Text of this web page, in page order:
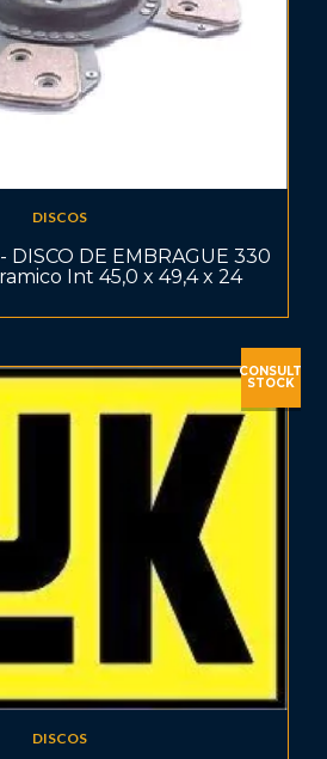
DISCOS
DISCO DE EMBRAGUE 330
Int 45,0 x 49,4 x 24
CONSULT
STOCK
DISCOS